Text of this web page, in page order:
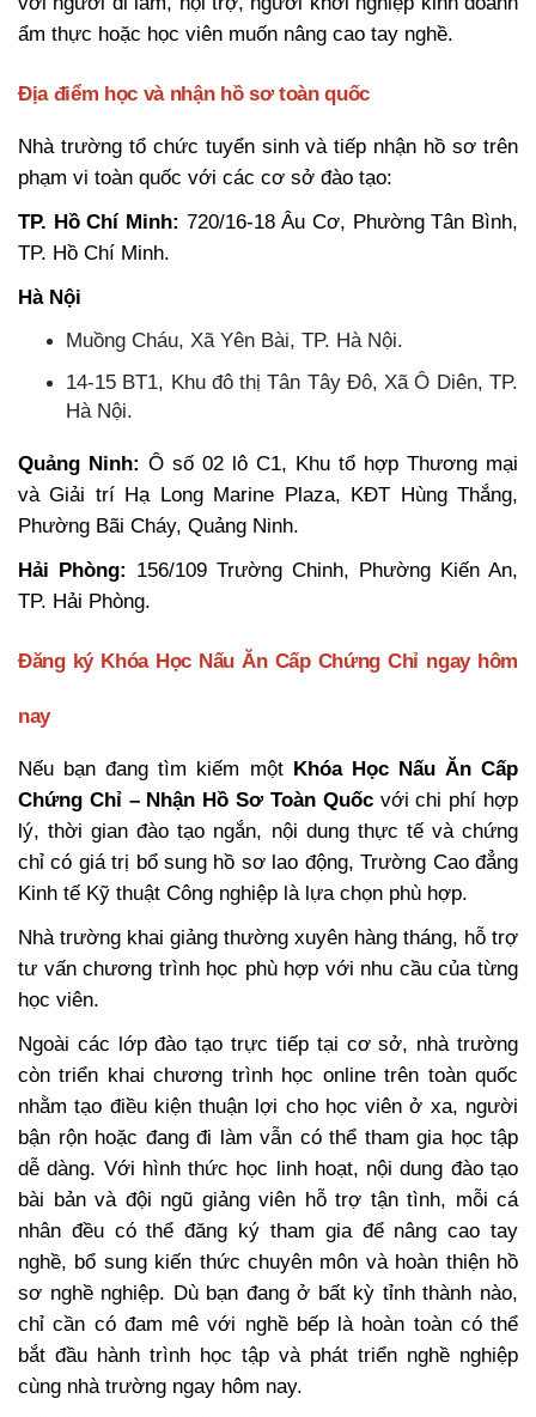
ẩm thực hoặc học viên muốn nâng cao tay nghề.
Địa điểm học và nhận hồ sơ toàn quốc
Nhà trường tổ chức tuyển sinh và tiếp nhận hồ sơ trên
phạm vi toàn quốc với các cơ sở đào tạo:
TP. Hồ Chí Minh: 720/16-18 Âu Cơ, Phường Tân Bình,
TP. Hồ Chí Minh.
Hà Nội
Muồng Cháu, Xã Yên Bài, TP. Hà Nội.
14-15 BT1, Khu đô thị Tân Tây Đô, Xã Ô Diên, TP.
Hà Nội.
Quảng Ninh: Ô số 02 lô C1, Khu tổ hợp Thương mại
và Giải trí Hạ Long Marine Plaza, KĐT Hùng Thắng,
Phường Bãi Cháy, Quảng Ninh.
Hải Phòng: 156/109 Trường Chinh, Phường Kiến An,
TP. Hải Phòng.
Đăng ký Khóa Học Nấu Ăn Cấp Chứng Chỉ ngay hôm
nay
Nếu bạn đang tìm kiếm một Khóa Học Nấu Ăn Cấp
Chứng Chỉ – Nhận Hồ Sơ Toàn Quốcvới chi phí hợp
lý, thời gian đào tạo ngắn, nội dung thực tế và chứng
chỉ có giá trị bổ sung hồ sơ lao động, Trường Cao đẳng
Kinh tế Kỹ thuật Công nghiệp là lựa chọn phù hợp.
Nhà trường khai giảng thường xuyên hàng tháng, hỗ trợ
tư vấn chương trình học phù hợp với nhu cầu của từng
học viên.
Ngoài các lớp đào tạo trực tiếp tại cơ sở, nhà trường
còn triển khai chương trình học online trên toàn quốc
nhằm tạo điều kiện thuận lợi cho học viên ở xa, người
bận rộn hoặc đang đi làm vẫn có thể tham gia học tập
dễ dàng. Với hình thức học linh hoạt, nội dung đào tạo
bài bản và đội ngũ giảng viên hỗ trợ tận tình, mỗi cá
nhân đều có thể đăng ký tham gia để nâng cao tay
nghề, bổ sung kiến thức chuyên môn và hoàn thiện hồ
sơ nghề nghiệp. Dù bạn đang ở bất kỳ tỉnh thành nào,
chỉ cần có đam mê với nghề bếp là hoàn toàn có thể
bắt đầu hành trình học tập và phát triển nghề nghiệp
cùng nhà trường ngay hôm nay.